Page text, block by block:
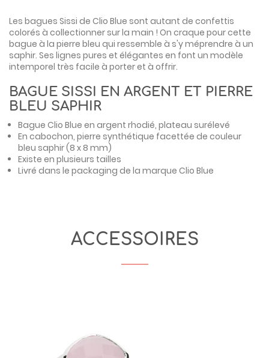
Les bagues Sissi de Clio Blue sont autant de confettis
colorés à collectionner sur la main ! On craque pour cette
bague à la pierre bleu qui ressemble à s'y méprendre à un
saphir. Ses lignes pures et élégantes en font un modèle
intemporel très facile à porter et à offrir.
BAGUE SISSI EN ARGENT ET PIERRE
BLEU SAPHIR
Bague Clio Blue en argent rhodié, plateau surélevé
En cabochon, pierre synthétique facettée de couleur
bleu saphir (8 x 8 mm)
Existe en plusieurs tailles
Livré dans le packaging de la marque Clio Blue
ACCESSOIRES